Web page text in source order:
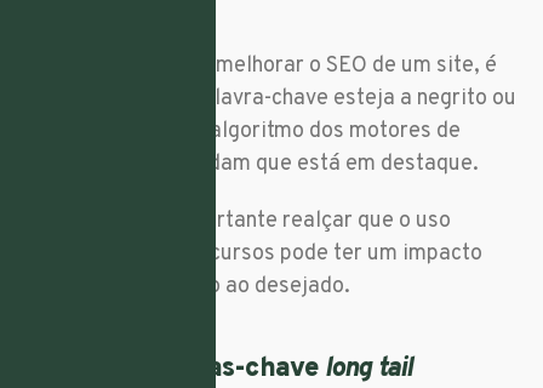
Se quer saber como melhorar o SEO de um site, é
importante que a palavra-chave esteja a negrito ou
a itálico para que o algoritmo dos motores de
pesquisa compreendam que está em destaque.
Mas cuidado, é importante realçar que o uso
excessivo destes recursos pode ter um impacto
totalmente contrário ao desejado.
8. Utilize palavras-chave long tail